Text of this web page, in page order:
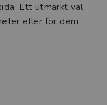
Ett utmärkt val
eller för dem